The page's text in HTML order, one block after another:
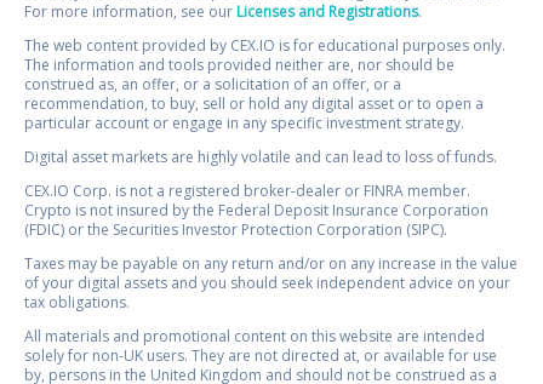
For more information, see our Licenses and Registrations.
The web content provided by CEX.IO is for educational purposes only.
The information and tools provided neither are, nor should be
construed as, an offer, or a solicitation of an offer, or a
recommendation, to buy, sell or hold any digital asset or to open a
particular account or engage in any specific investment strategy.
Digital asset markets are highly volatile and can lead to loss of funds.
CEX.IO Corp. is not a registered broker-dealer or FINRA member.
Crypto is not insured by the Federal Deposit Insurance Corporation
(FDIC) or the Securities Investor Protection Corporation (SIPC).
Taxes may be payable on any return and/or on any increase in the value
of your digital assets and you should seek independent advice on your
tax obligations.
All materials and promotional content on this website are intended
solely for non-UK users. They are not directed at, or available for use
by, persons in the United Kingdom and should not be construed as a